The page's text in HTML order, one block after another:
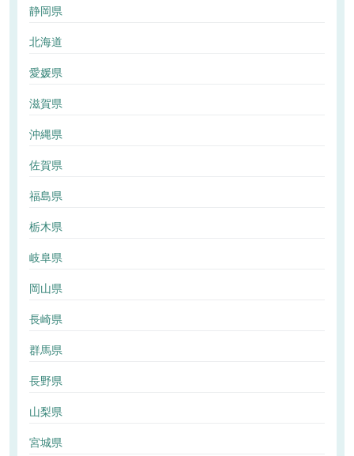
静岡県
北海道
愛媛県
滋賀県
沖縄県
佐賀県
福島県
栃木県
岐阜県
岡山県
長崎県
群馬県
長野県
山梨県
宮城県